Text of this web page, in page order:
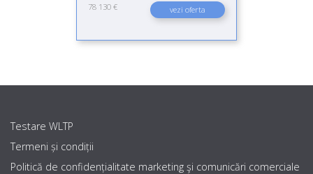
78 130 € vezi oferta
Testare WLTP
Termeni și condiții
Politică de confidențialitate marketing şi comunicări comerciale